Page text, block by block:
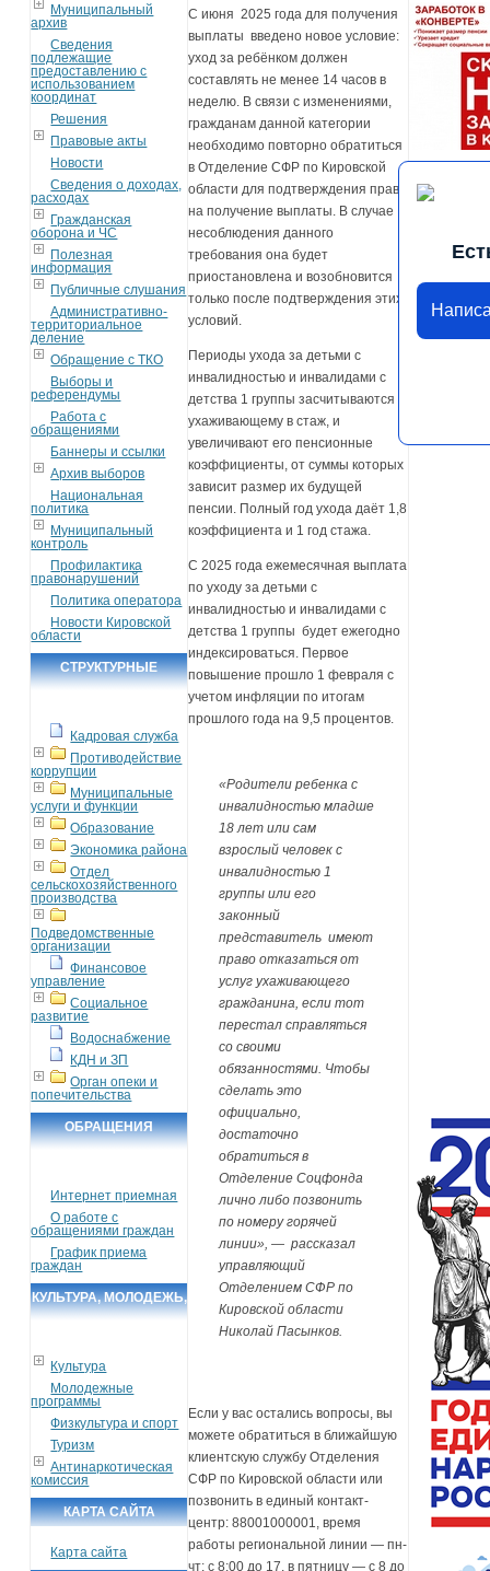
Муниципальный
архив
Сведения
подлежащие
предоставлению с
использованием
координат
Решения
Правовые акты
Новости
Сведения о доходах,
расходах
Гражданская
оборона и ЧС
Полезная
информация
Публичные слушания
Административно-
территориальное
деление
Обращение с ТКО
Выборы и
референдумы
Работа с
обращениями
Баннеры и ссылки
Архив выборов
Национальная
политика
Муниципальный
контроль
Профилактика
правонарушений
Политика оператора
Новости Кировской
области
СТРУКТУРНЫЕ
Кадровая служба
Противодействие
коррупции
Муниципальные
услуги и функции
Образование
Экономика района
Отдел
сельскохозяйственного
производства
Подведомственные
организации
Финансовое
управление
Социальное
развитие
Водоснабжение
КДН и ЗП
Орган опеки и
попечительства
ОБРАЩЕНИЯ
Интернет приемная
О работе с
обращениями граждан
График приема
граждан
КУЛЬТУРА, МОЛОДЕЖЬ,
Культура
Молодежные
программы
Физкультура и спорт
Туризм
Антинаркотическая
комиссия
КАРТА САЙТА
Карта сайта
С июня 2025 года для получения
выплаты введено новое условие:
уход за ребёнком должен
составлять не менее 14 часов в
неделю. В связи с изменениями,
гражданам данной категории
необходимо повторно обратиться
в Отделение СФР по Кировской
области для подтверждения права
на получение выплаты. В случае
несоблюдения данного
требования она будет
приостановлена и возобновится
только после подтверждения этих
условий.
Периоды ухода за детьми с
инвалидностью и инвалидами с
детства 1 группы засчитываются
ухаживающему в стаж, и
увеличивают его пенсионные
коэффициенты, от суммы которых
зависит размер их будущей
пенсии. Полный год ухода даёт 1,8
коэффициента и 1 год стажа.
С 2025 года ежемесячная выплата
по уходу за детьми с
инвалидностью и инвалидами с
детства 1 группы будет ежегодно
индексироваться. Первое
повышение прошло 1 февраля с
учетом инфляции по итогам
прошлого года на 9,5 процентов.
«Родители ребенка с
инвалидностью младше
18 лет или сам
взрослый человек с
инвалидностью 1
группы или его
законный
представитель имеют
право отказаться от
услуг ухаживающего
гражданина, если тот
перестал справляться
со своими
обязанностями. Чтобы
сделать это
официально,
достаточно
обратиться в
Отделение Соцфонда
лично либо позвонить
по номеру горячей
линии», — рассказал
управляющий
Отделением СФР по
Кировской области
Николай Пасынков.
Если у вас остались вопросы, вы
можете обратиться в ближайшую
клиентскую службу Отделения
СФР по Кировской области или
позвонить в единый контакт-
центр: 88001000001, время
работы региональной линии — пн-
чт: с 8:00 до 17, в пятницу — с 8 до